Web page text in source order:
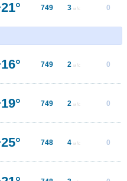
749 3 м/с 0
749 2 м/с 0
749 2 м/с 0
748 4 м/с 0